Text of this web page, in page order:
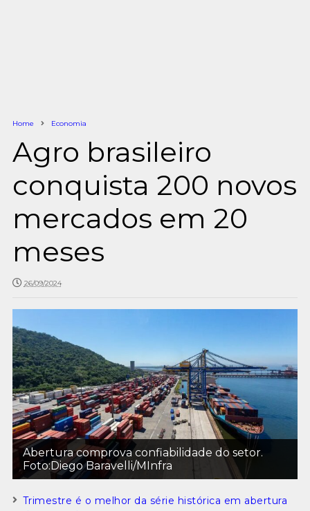
Home Economia
Agro brasileiro
conquista 200 novos
mercados em 20
meses
26/09/2024
Abertura comprova confiabilidade do setor.
Foto:Diego Baravelli/MInfra
Trimestre é o melhor da série histórica em abertura